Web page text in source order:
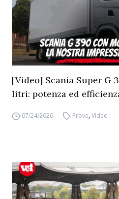
[Video] Scania Super G
litri: potenza ed
07/24/2026 Prove,Video